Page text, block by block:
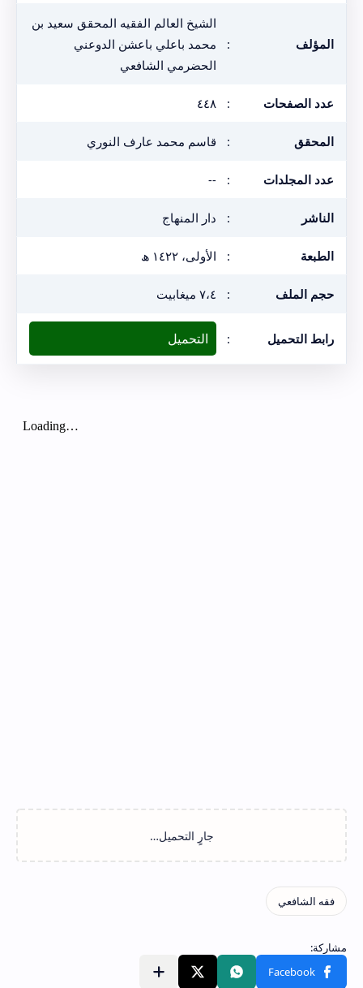
المؤلف :
الشيخ العالم الفقيه المحقق سعيد بن
محمد باعلي باعشن الدوعني
الحضرمي الشافعي
عدد الصفحات : ٤٤٨
المحقق : قاسم محمد عارف النوري
عدد المجلدات :
--
الناشر : دار المنهاج
الطبعة : الأولى، ١٤٢٢ ھ
حجم الملف : ٧،٤ ميغابيت
رابط التحميل : التحميل